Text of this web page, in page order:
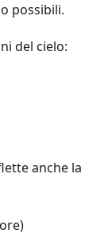
possibili.
del cielo:
anche la